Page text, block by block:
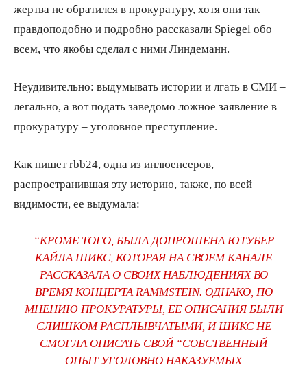
жертва не обратился в прокуратуру, хотя они так
правдоподобно и подробно рассказали Spiegel обо
всем, что якобы сделал с ними Линдеманн.
Неудивительно: выдумывать истории и лгать в СМИ –
легально, а вот подать заведомо ложное заявление в
прокуратуру – уголовное преступление.
Как пишет rbb24, одна из инлюенсеров,
распространившая эту историю, также, по всей
видимости, ее выдумала:
“КРОМЕ ТОГО, БЫЛА ДОПРОШЕНА ЮТУБЕР
КАЙЛА ШИКС, КОТОРАЯ НА СВОЕМ КАНАЛЕ
РАССКАЗАЛА О СВОИХ НАБЛЮДЕНИЯХ ВО
ВРЕМЯ КОНЦЕРТА RAMMSTEIN. ОДНАКО, ПО
МНЕНИЮ ПРОКУРАТУРЫ, ЕЕ ОПИСАНИЯ БЫЛИ
СЛИШКОМ РАСПЛЫВЧАТЫМИ, И ШИКС НЕ
СМОГЛА ОПИСАТЬ СВОЙ “СОБСТВЕННЫЙ
ОПЫТ УГОЛОВНО НАКАЗУЕМЫХ